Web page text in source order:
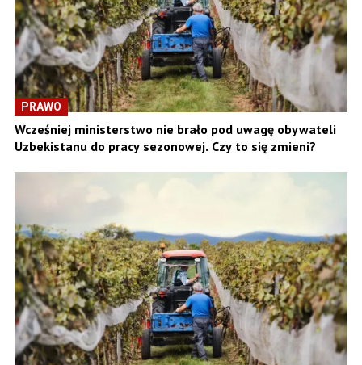
PRAWO
Wcześniej ministerstwo nie brało pod uwagę obywateli
Uzbekistanu do pracy sezonowej. Czy to się zmieni?